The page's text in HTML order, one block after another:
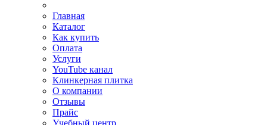
Главная
Каталог
Как купить
Оплата
Услуги
YouTube канал
Клинкерная плитка
О компании
Отзывы
Прайс
Учебный центр